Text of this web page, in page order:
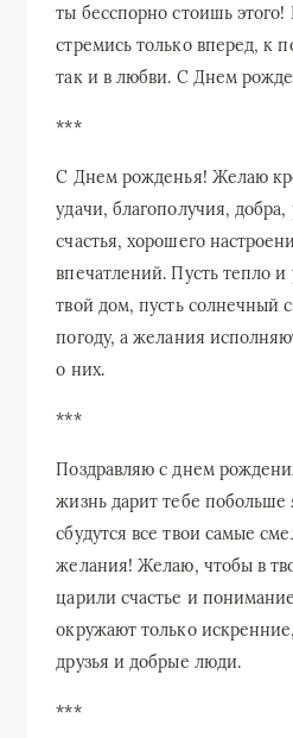
ты бесспорно стоишь этого!
стремись только вперед, к
так и в любви. С Днем
***
С Днем рожденья! Желаю
удачи, благополучия,
счастья, хорошего
впечатлений. Пусть тепло
твой дом, пусть солнечный
погоду, а желания
о них.
***
Поздравляю с днем
жизнь дарит тебе
сбудутся все твои самые
желания! Желаю, чтобы в
царили счастье и
окружают только
друзья и добрые люди.
***